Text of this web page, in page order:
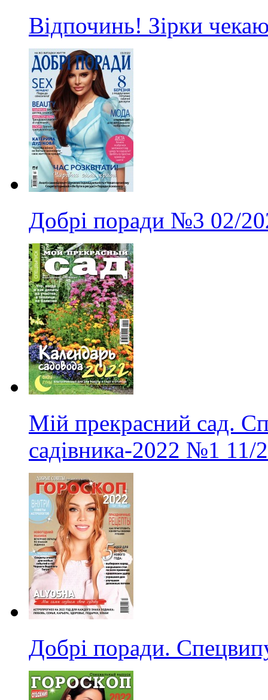
Відпочинь! Зірки
Добрі поради №3 02/
Мій прекрасний сад.
садівника-2022 №1 11/
Добрі поради.